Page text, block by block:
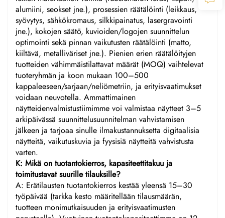
alumiini, seokset jne.), prosessien räätälöinti (leikkaus,
syövytys, sähkökromaus, silkkipainatus, lasergravointi
jne.), kokojen säätö, kuvioiden/logojen suunnittelun
optimointi sekä pinnan vaikutusten räätälöinti (matto,
kiiltävä, metalliväriset jne.). Pienien erien räätälöityjen
tuotteiden vähimmäistilattavat määrät (MOQ) vaihtelevat
tuoteryhmän ja koon mukaan 100–500
kappaleeseen/sarjaan/neliömetriin, ja erityisvaatimukset
voidaan neuvotella. Ammattimainen
näytteidenvalmistustiimimme voi valmistaa näytteet 3–5
arkipäivässä suunnittelusuunnitelman vahvistamisen
jälkeen ja tarjoaa sinulle ilmakustannuksetta digitaalisia
näytteitä, vaikutuskuvia ja fyysisiä näytteitä vahvistusta
varten.
K: Mikä on tuotantokierros, kapasiteettitakuu ja
toimitustavat suurille tilauksille?
A: Erätilausten tuotantokierros kestää yleensä 15–30
työpäivää (tarkka kesto määritellään tilausmäärän,
tuotteen monimutkaisuuden ja erityisvaatimusten